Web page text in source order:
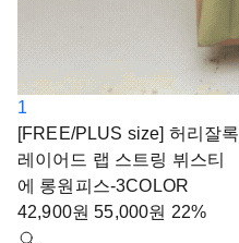
1
[FREE/PLUS size] 허리잘록
레이어드 랩 스트링 뷔스티
에 롱원피스-3COLOR
42,900원 55,000원 22%